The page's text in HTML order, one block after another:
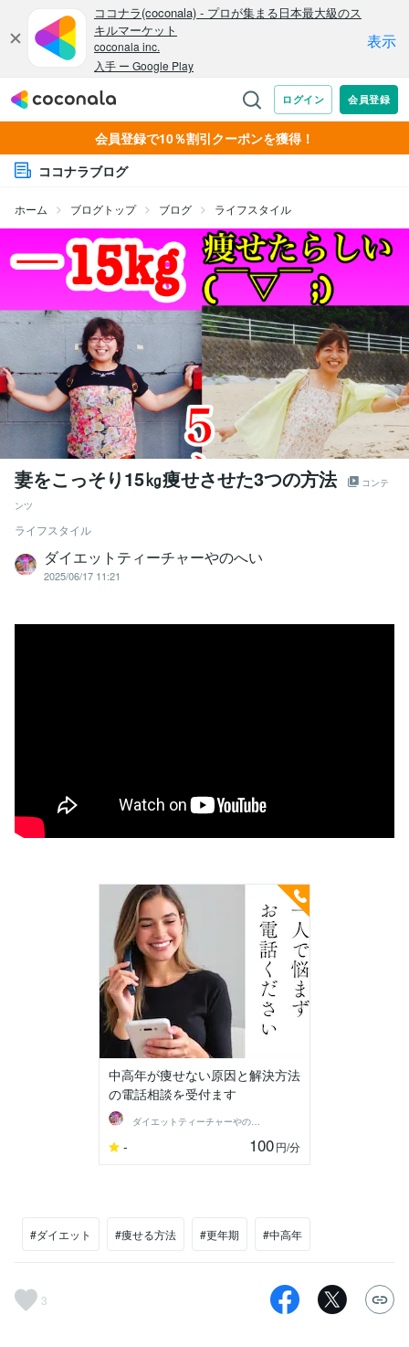
会員登録で10％割引クーポンを獲得！
ココナラブログ
ホーム ブログトップ ブログ ライフスタイル
妻をこっそり15㎏痩せさせた3つの方法
コンテ
ンツ
ライフスタイル
ダイエットティーチャーやのへい
2025/06/17 11:21
中高年が痩せない原因と解決方法
の電話相談を受付ます
ダイエットティーチャーやのへい
- 100円/分
#ダイエット #痩せる方法 #更年期 #中高年
3